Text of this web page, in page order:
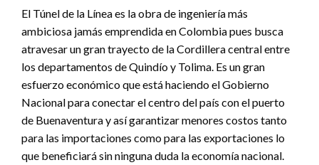
El Túnel de la Línea es la obra de ingeniería más
ambiciosa jamás emprendida en Colombia pues busca
atravesar un gran trayecto de la Cordillera central entre
los departamentos de Quindío y Tolima. Es un gran
esfuerzo económico que está haciendo el Gobierno
Nacional para conectar el centro del país con el puerto
de Buenaventura y así garantizar menores costos tanto
para las importaciones como para las exportaciones lo
que beneficiará sin ninguna duda la economía nacional.